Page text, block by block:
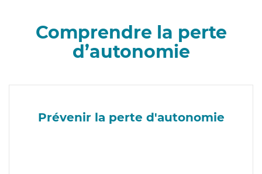
Comprendre la perte
d’autonomie
Prévenir la perte d'autonomie